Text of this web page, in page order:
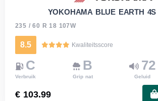
YOKOHAMA BLUE EARTH 4S
235 / 60 R 18 107W
8.5 Kwaliteitsscore
C
Verbruik
B
Grip nat
72
Geluid
€ 103.99